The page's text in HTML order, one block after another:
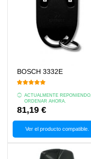
BOSCH 3332E
ACTUALMENTE REPONIENDO,
ORDENAR AHORA.
81,19 €
Ver el producto compatible.